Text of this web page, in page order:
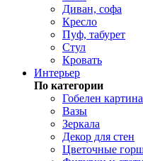
Диван, софа
Кресло
Пуф, табурет
Стул
Кровать
Интерьер
По категории
Гобелен картина
Вазы
Зеркала
Декор для стен
Цветочные